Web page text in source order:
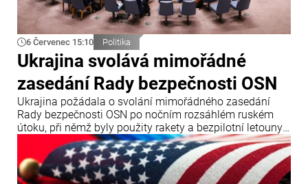
6 Červenec 15:10 Politika
Ukrajina svolává mimořádné
zasedání Rady bezpečnosti OSN
Ukrajina požádala o svolání mimořádného zasedání
Rady bezpečnosti OSN po nočním rozsáhlém ruském
útoku, při němž byly použity rakety a bezpilotní letouny.
Oznámil to ukrajinský ministr zahraničních věcí Andrij
Sybiha.